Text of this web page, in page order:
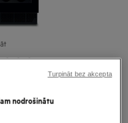
nodrošinātu
Turpināt bez akcepta